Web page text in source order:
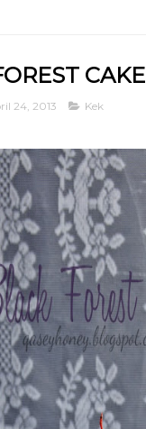
CAKE
24, 2013 Kek